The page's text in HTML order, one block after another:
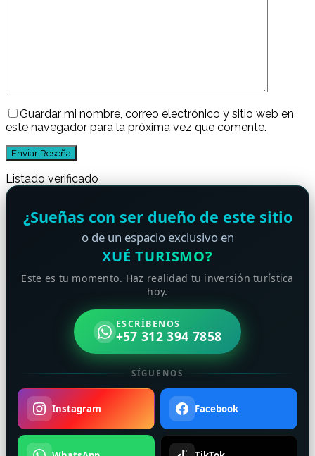
Guardar mi nombre, correo electrónico y sitio web en
este navegador para la próxima vez que comente.
Listado verificado
¿Sueñas con ser dueño de este sitio
o de un espacio exclusivo en
XUÉ TURISMO?
Este es tu momento. Haz realidad tu inversión turística
hoy.
ESCRÍBENOS
+57 312 394 7858
SÍGUENOS
Instagram Facebook